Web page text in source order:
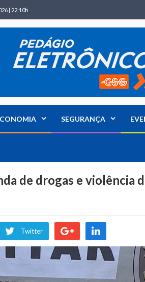
| 22:10h
SEGURANÇA
de drogas e violência
Twitter